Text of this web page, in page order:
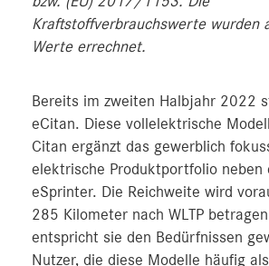
Kraftstoffverbrauchswerte wurden
Werte errechnet.
Bereits im zweiten Halbjahr 2022
eCitan. Diese vollelektrische
Citan ergänzt das gewerblich
elektrische Produktportfolio neben
eSprinter. Die Reichweite wird
285 Kilometer nach WLTP
entspricht sie den Bedürfnissen
Nutzer, die diese Modelle häufig